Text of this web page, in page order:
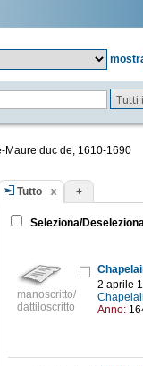
Tutti
Maure duc de, 1610-1690
Tutto +
Seleziona/
manoscritto/
dattiloscritto
2 aprile
Anno: